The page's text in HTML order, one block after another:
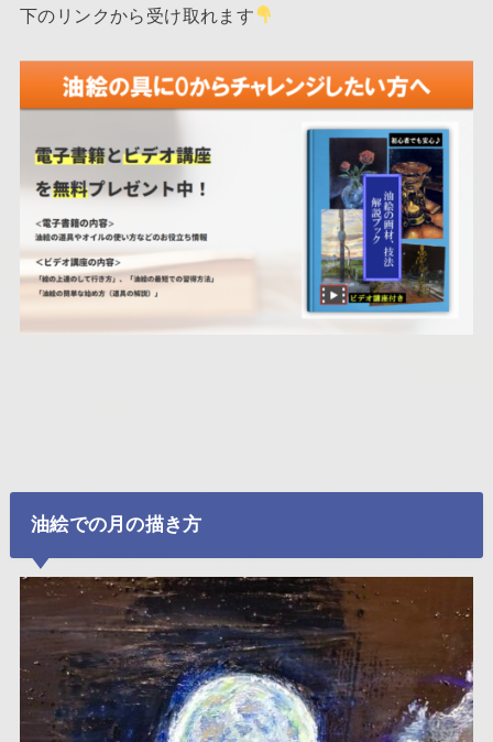
下のリンクから受け取れます
油絵での月の描き方